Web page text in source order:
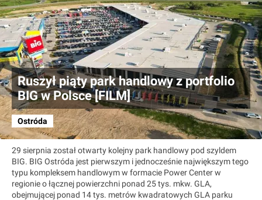
Ruszył piąty park handlowy z portfolio
BIG w Polsce [FILM]
Ostróda
29 sierpnia został otwarty kolejny park handlowy pod szyldem
BIG. BIG Ostróda jest pierwszym i jednocześnie największym tego
typu kompleksem handlowym w formacie Power Center w
regionie o łącznej powierzchni ponad 25 tys. mkw. GLA,
obejmującej ponad 14 tys. metrów kwadratowych GLA parku